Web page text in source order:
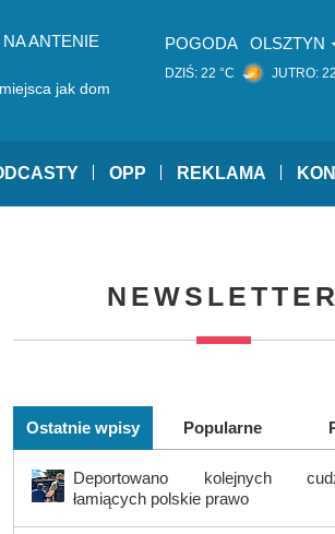
ANTENIE
jak dom
POGODA OLSZTYN
DZIŚ: 22 °C JUTRO:
OPP REKLAMA
NEWSLETTER
Ostatnie wpisy Popularne
Deportowano kolejnych
łamiących polskie prawo